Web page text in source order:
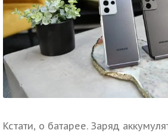
Кстати, о батарее. Заряд